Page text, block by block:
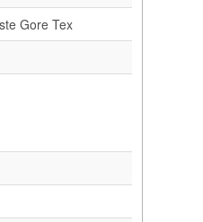
Gore Tex